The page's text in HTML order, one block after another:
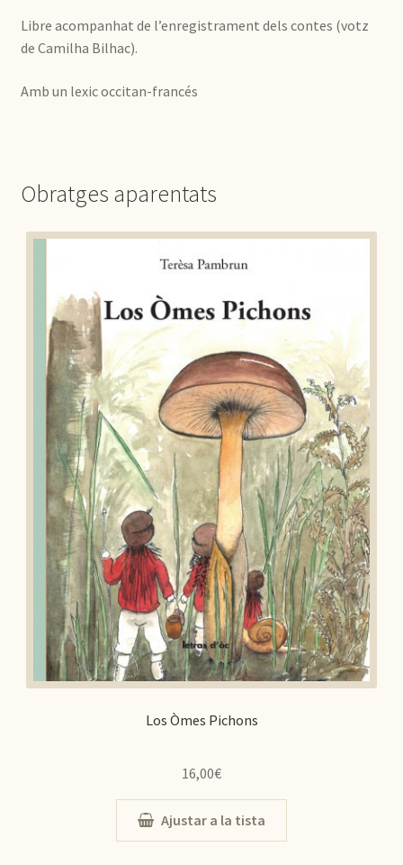
Libre acompanhat de l’enregistrament dels contes (votz
de Camilha Bilhac).
Amb un lexic occitan-francés
Obratges aparentats
Los Òmes Pichons
16,00€
Ajustar a la tista